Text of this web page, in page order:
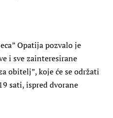
Opatija pozvalo je
i sve zainteresirane
obitelj”, koje će se održati
sati, ispred dvorane